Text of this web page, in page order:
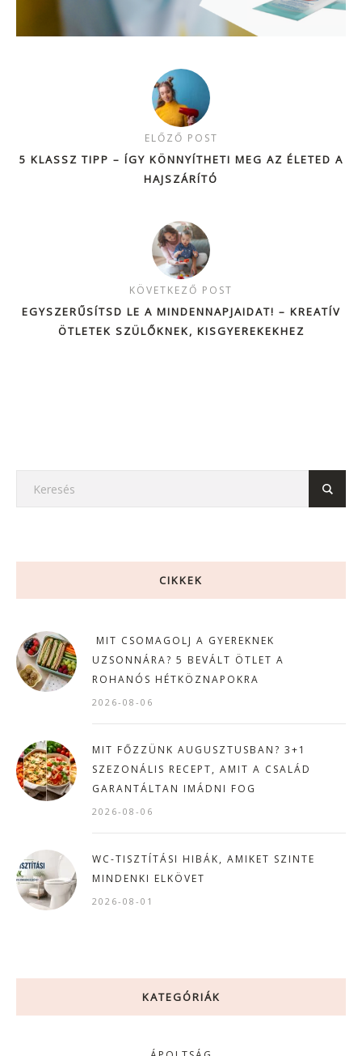
ELŐZŐ POST
5 KLASSZ TIPP – ÍGY KÖNNYÍTHETI MEG AZ ÉLETED A
HAJSZÁRÍTÓ
KÖVETKEZŐ POST
EGYSZERŰSÍTSD LE A MINDENNAPJAIDAT! – KREATÍV
ÖTLETEK SZÜLŐKNEK, KISGYEREKEKHEZ
CIKKEK
MIT CSOMAGOLJ A GYEREKNEK
UZSONNÁRA? 5 BEVÁLT ÖTLET A
ROHANÓS HÉTKÖZNAPOKRA
2026-08-06
MIT FŐZZÜNK AUGUSZTUSBAN? 3+1
SZEZONÁLIS RECEPT, AMIT A CSALÁD
GARANTÁLTAN IMÁDNI FOG
2026-08-06
WC-TISZTÍTÁSI HIBÁK, AMIKET SZINTE
MINDENKI ELKÖVET
2026-08-01
KATEGÓRIÁK